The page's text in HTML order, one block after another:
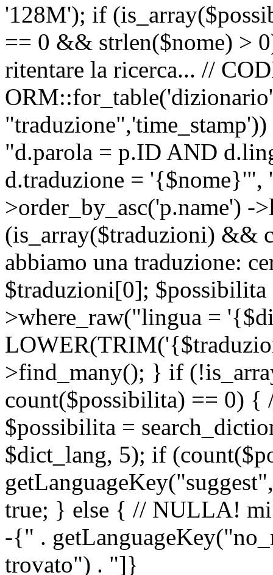
'128M'); if
== 0 && strlen($nome) >
ritentare la ricerca... //
"d.parola = p.ID AND
d.traduzione = '{$nome}'",
>order_by_asc('p.name')
(is_array($traduzioni) &&
abbiamo una traduzione:
$traduzioni[0];
>where_raw("lingua =
>find_many(); } if
count($possibilita) == 0) {
$possibilita =
$dict_lang, 5); if
true; } else { // NULLA! mi
-{" .
trovato") . "]}